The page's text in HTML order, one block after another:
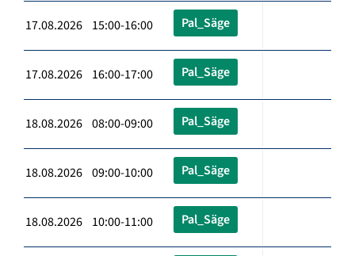
17.08.2026 15:00-16:00 Pal_Säge
17.08.2026 16:00-17:00 Pal_Säge
18.08.2026 08:00-09:00 Pal_Säge
18.08.2026 09:00-10:00 Pal_Säge
18.08.2026 10:00-11:00 Pal_Säge